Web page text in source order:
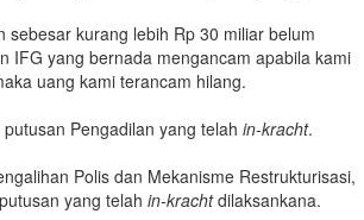
kurang lebih Rp 30 miliar belum
IFG yang bernada mengancam apabila kami
uang kami terancam hilang.
Pengadilan yang telah in-kracht.
Polis dan Mekanisme Restrukturisasi,
yang telah in-krachtdilaksankana.